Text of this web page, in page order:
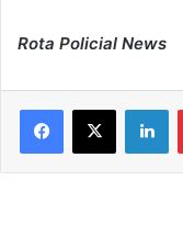
Rota Policial News